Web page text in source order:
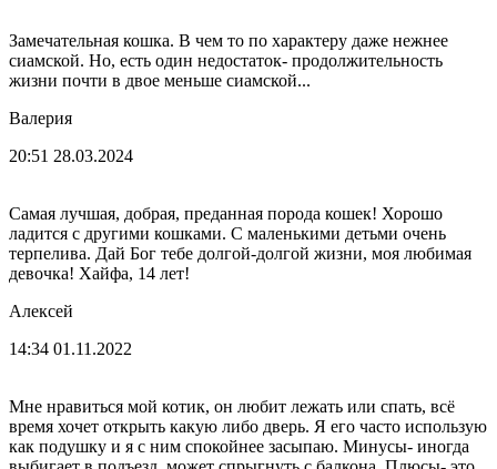
Замечательная кошка. В чем то по характеру даже нежнее
сиамской. Но, есть один недостаток- продолжительность
жизни почти в двое меньше сиамской...
Валерия
20:51 28.03.2024
Самая лучшая, добрая, преданная порода кошек! Хорошо
ладится с другими кошками. С маленькими детьми очень
терпелива. Дай Бог тебе долгой-долгой жизни, моя любимая
девочка! Хайфа, 14 лет!
Алексей
14:34 01.11.2022
Мне нравиться мой котик, он любит лежать или спать, всё
время хочет открыть какую либо дверь. Я его часто использую
как подушку и я с ним спокойнее засыпаю. Минусы- иногда